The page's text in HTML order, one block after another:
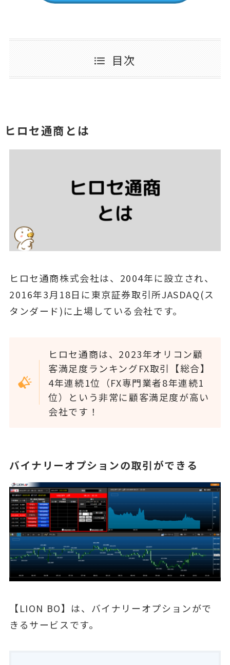
目次
ヒロセ通商とは
ヒロセ通商株式会社は、2004年に設立され、
2016年3月18日に東京証券取引所JASDAQ(ス
タンダード)に上場している会社です。
ヒロセ通商は、2023年オリコン顧
客満足度ランキングFX取引【総合】
4年連続1位（FX専門業者8年連続1
位）という非常に顧客満足度が高い
会社です！
バイナリーオプションの取引ができる
【LION BO】は、バイナリーオプションがで
きるサービスです。